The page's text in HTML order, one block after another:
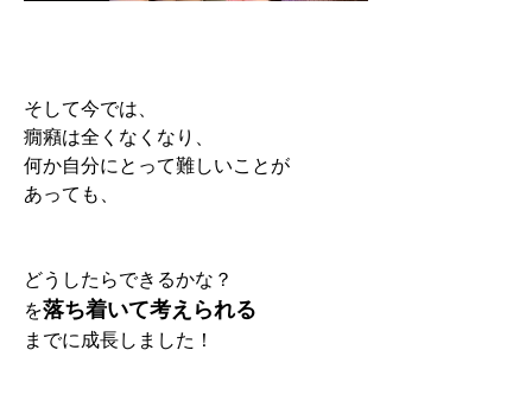
そして今では、
癇癪は全くなくなり、
何か自分にとって難しいことが
あっても、
どうしたらできるかな？
を落ち着いて考えられる
までに成長しました！